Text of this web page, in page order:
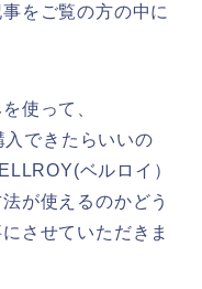
をご覧の方の中に
使って、
できたらいいの
ベルロイ）
が使えるのかどう
させていただきま